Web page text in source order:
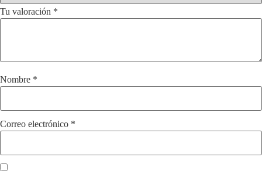
Tu valoración *
Nombre *
Correo electrónico *